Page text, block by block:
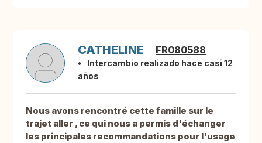
CATHELINE FR080588
Intercambio realizado hace casi 12
años
Nous avons rencontré cette famille sur le
trajet aller , ce qui nous a permis d'échanger
les principales recommandations pour l'usage